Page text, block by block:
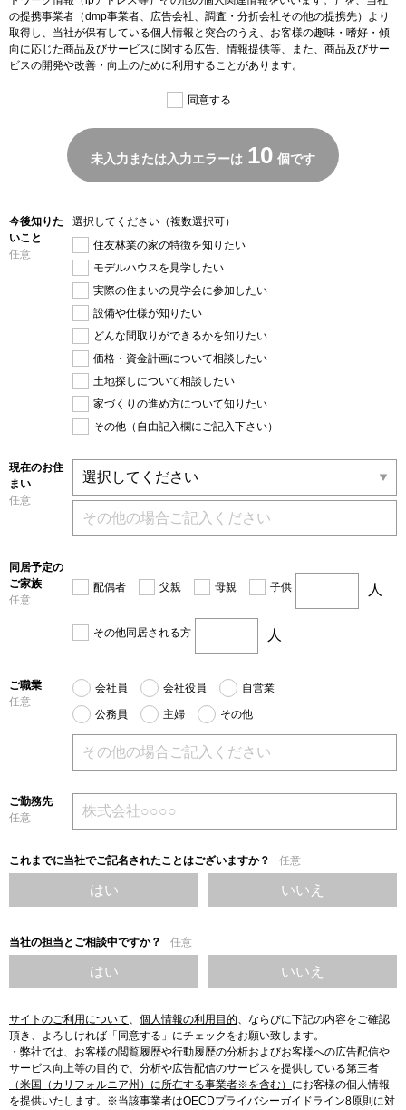
の提携事業者（dmp事業者、広告会社、調査・分折会社その他の提携先）より
取得し、当社が保有している個人情報と突合のうえ、お客様の趣味・嗜好・傾
向に応じた商品及びサービスに関する広告、情報提供等、また、商品及びサー
ビスの開発や改善・向上のために利用することがあります。
同意する
未入力または入力エラーは 10 個です
今後知りた
いこと
任意
選択してください（複数選択可）
住友林業の家の特徴を知りたい
モデルハウスを見学したい
実際の住まいの見学会に参加したい
設備や仕様が知りたい
どんな間取りができるかを知りたい
価格・資金計画について相談したい
土地探しについて相談したい
家づくりの進め方について知りたい
その他（自由記入欄にご記入下さい）
現在のお住
まい
任意
同居予定の
ご家族
任意
配偶者 父親 母親 子供 人
その他同居される方 人
ご職業
任意
会社員 会社役員 自営業
公務員 主婦 その他
ご勤務先
任意
これまでに当社でご記名されたことはございますか？ 任意
はい いいえ
当社の担当とご相談中ですか？ 任意
はい いいえ
サイトのご利用について、 個人情報の利用目的、 ならびに下記の内容をご確認
頂き、よろしければ「同意する」にチェックをお願い致します。
・弊社では、お客様の閲覧履歴や行動履歴の分析およびお客様への広告配信や
サービス向上等の目的で、分析や広告配信のサービスを提供している第三者
（米国（カリフォルニア州）に所在する事業者※を含む） にお客様の個人情報
を提供いたします。※当該事業者はOECDプライバシーガイドライン8原則に対